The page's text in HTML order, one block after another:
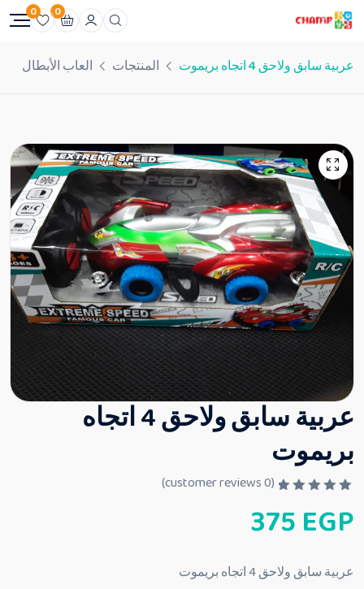
0
0
عربية سابق ولاحق 4 اتجاه بريموت المنتجات العاب الأبطال
عربية سابق ولاحق 4 اتجاه
بريموت
م
ا
ي
(
0
375EGP
عربية سابق ولاحق 4 اتجاه بريموت